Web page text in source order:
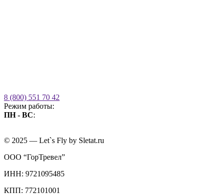
8 (800) 551 70 42
Режим работы:
ПН - ВС:
© 2025 — Let`s Fly by Sletat.ru
ООО “ГорТревел”
ИНН: 9721095485
КПП: 772101001